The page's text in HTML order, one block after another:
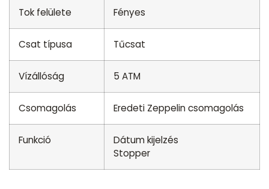
Tok felülete Fényes
Csat típusa Tűcsat
Vízállóság 5 ATM
Csomagolás Eredeti Zeppelin csomagolás
Funkció
Dátum kijelzés
Stopper